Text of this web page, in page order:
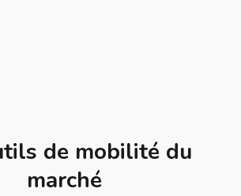
de mobilité du
marché